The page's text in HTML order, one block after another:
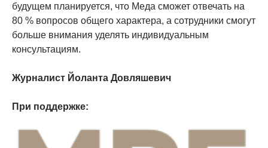
будущем планируется, что Меда сможет отвечать на
80 % вопросов общего характера, а сотрудники смогут
больше внимания уделять индивидуальным
консультациям.
Журналист Йоланта Довляшевич
При поддержке: